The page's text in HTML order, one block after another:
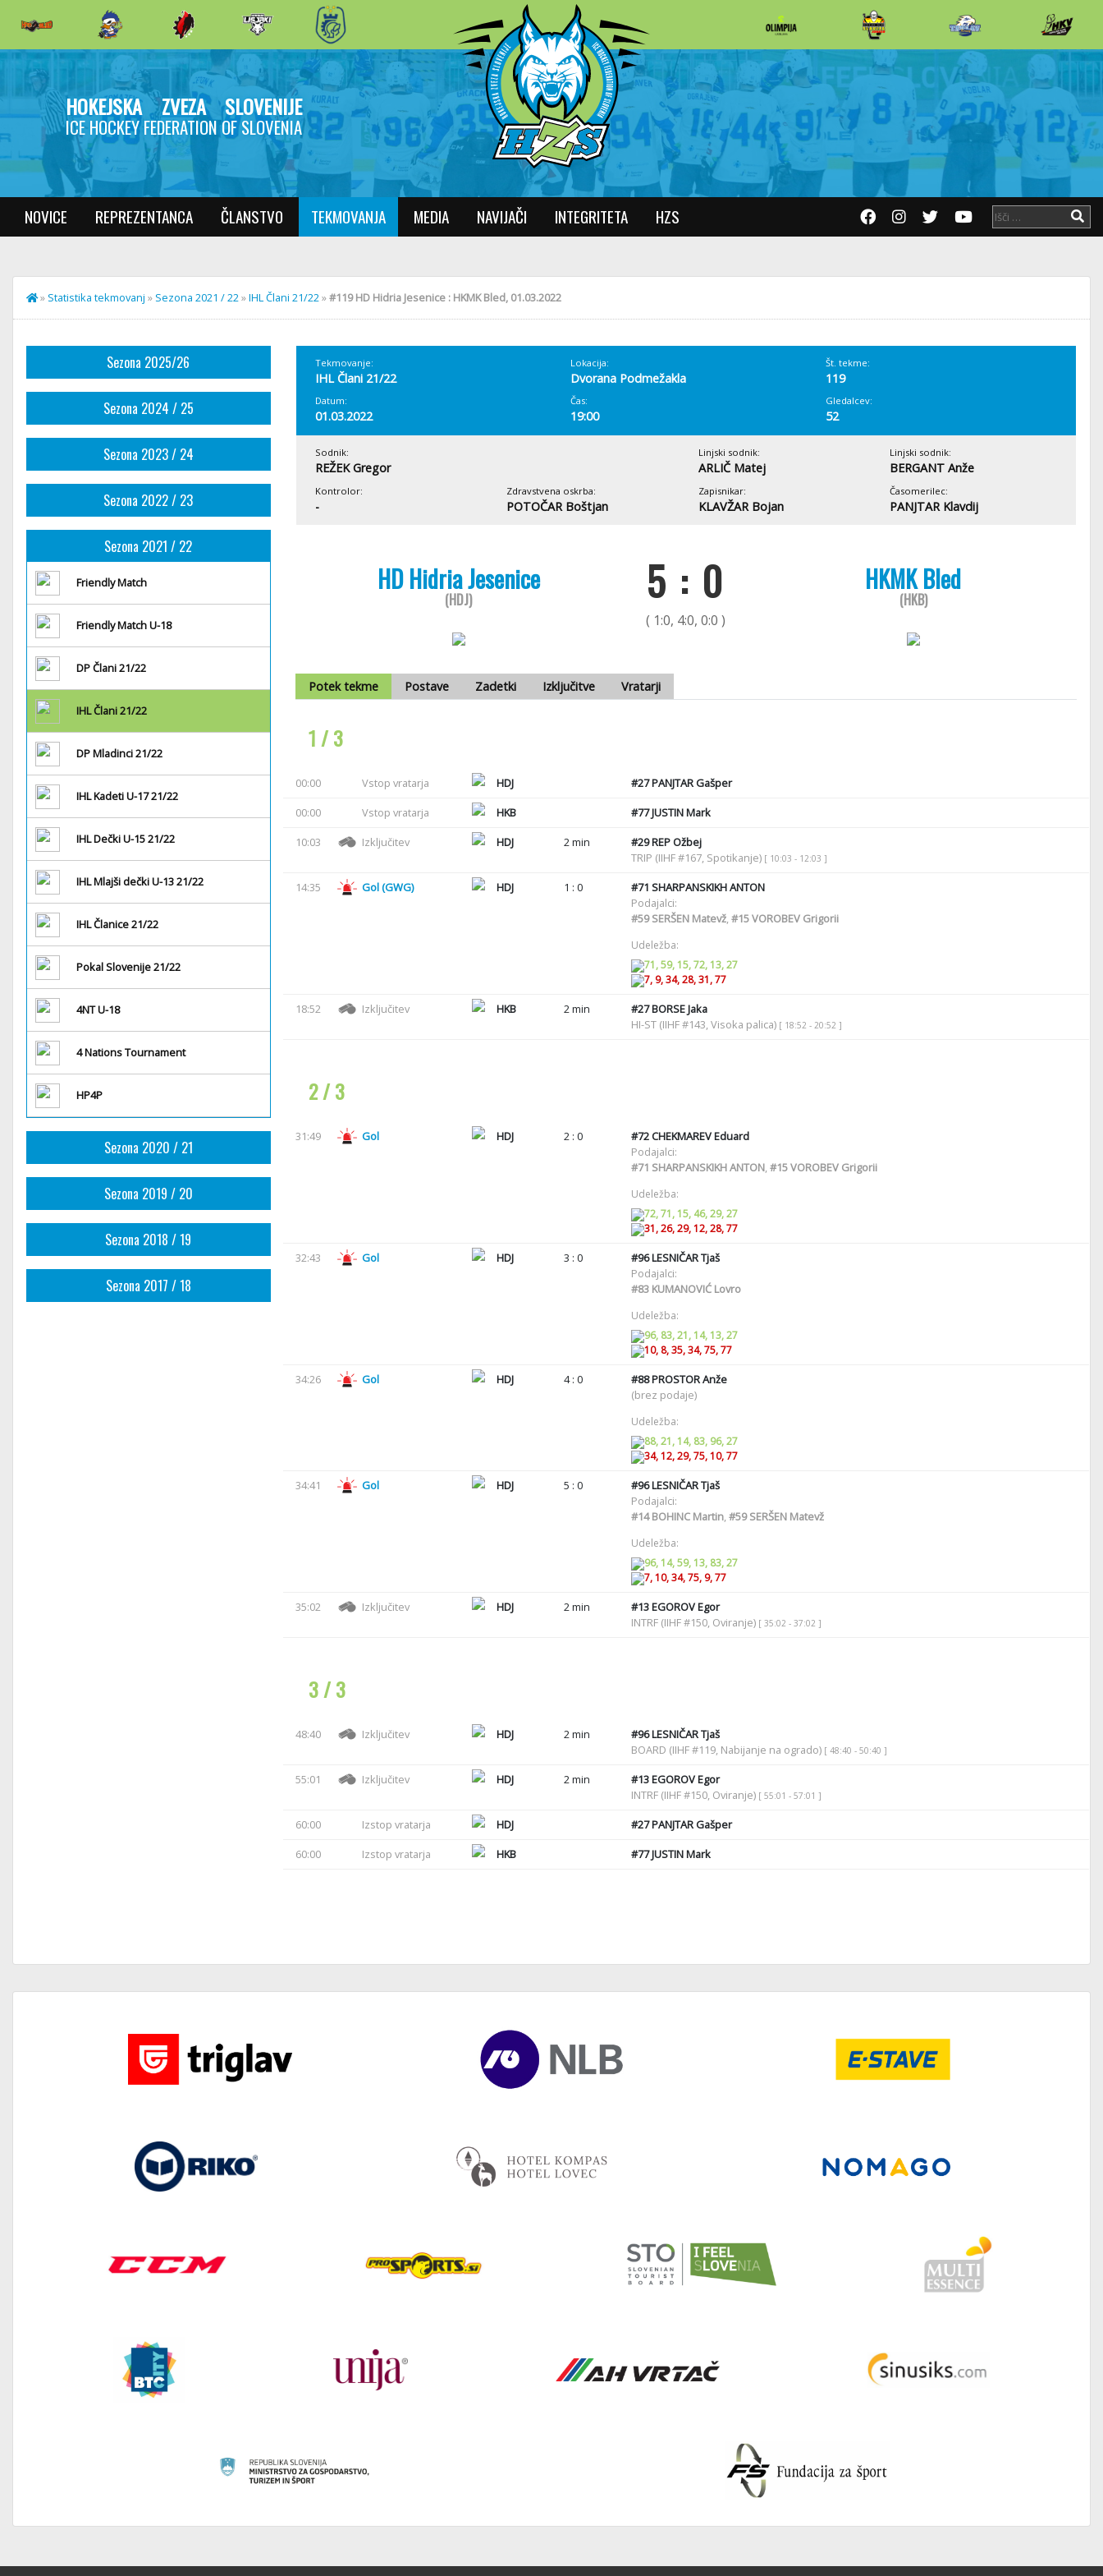
HOKEJSKA ZVEZA SLOVENIJE
ICE HOCKEY FEDERATION OF SLOVENIA
NOVICE REPREZENTANCA ČLANSTVO TEKMOVANJA MEDIA NAVIJAČI INTEGRITETA HZS
» Statistika tekmovanj » Sezona 2021 / 22»IHL Člani 21/22»#119 HD Hidria Jesenice : HKMK Bled, 01.03.2022
Sezona 2025/26
Sezona 2024 / 25
Sezona 2023 / 24
Sezona 2022 / 23
Sezona 2021 / 22
Friendly Match
Friendly Match U-18
DP Člani 21/22
IHL Člani 21/22
DP Mladinci 21/22
IHL Kadeti U-17 21/22
IHL Dečki U-15 21/22
IHL Mlajši dečki U-13 21/22
IHL Članice 21/22
Pokal Slovenije 21/22
4NT U-18
4 Nations Tournament
HP4P
Sezona 2020 / 21
Sezona 2019 / 20
Sezona 2018 / 19
Sezona 2017 / 18
Tekmovanje:
IHL Člani 21/22
Lokacija:
Dvorana Podmežakla
Št. tekme:
119
Datum:
01.03.2022
Čas:
19:00
Gledalcev:
52
Sodnik:
REŽEK Gregor
Linjski sodnik:
ARLIČ Matej
Linjski sodnik:
BERGANT Anže
Kontrolor:
-
Zdravstvena oskrba:
POTOČAR Boštjan
Zapisnikar:
KLAVŽAR Bojan
Časomerilec:
PANJTAR Klavdij
HD Hidria Jesenice
(HDJ) 5 : 0
( 1:0, 4:0, 0:0 )
HKMK Bled
(HKB)
Potek tekme Postave Zadetki Izključitve Vratarji
1 / 3
00:00 Vstop vratarja HDJ #27PANJTAR Gašper
00:00
Vstop vratarja HKB #77JUSTIN Mark
10:03
Izključitev HDJ 2 min #29REP Ožbej
TRIP (IIHF #167, Spotikanje) [ 10:03 - 12:03 ]
14:35 Gol (GWG) HDJ 1 : 0 #71 SHARPANSKIKH ANTON
Podajalci:
#59SERŠEN Matevž,#15VOROBEV Grigorii
Udeležba:
71, 59, 15, 72, 13, 27
7, 9, 34, 28, 31, 77
18:52 Izključitev HKB 2 min #27BORSE Jaka
HI-ST (IIHF #143, Visoka palica) [ 18:52 - 20:52 ]
2 / 3
31:49 Gol HDJ 2 : 0 #72CHEKMAREV Eduard
Podajalci:
#71 SHARPANSKIKH ANTON,#15VOROBEV Grigorii
Udeležba:
72, 71, 15, 46, 29, 27
31, 26, 29, 12, 28, 77
32:43 Gol HDJ 3 : 0 #96LESNIČAR Tjaš
Podajalci:
#83KUMANOVIĆ Lovro
Udeležba:
96, 83, 21, 14, 13, 27
10, 8, 35, 34, 75, 77
34:26 Gol HDJ 4 : 0 #88PROSTOR Anže
(brez podaje)
Udeležba:
88, 21, 14, 83, 96, 27
34, 12, 29, 75, 10, 77
34:41 Gol HDJ 5 : 0 #96LESNIČAR Tjaš
Podajalci:
#14BOHINC Martin,#59SERŠEN Matevž
Udeležba:
96, 14, 59, 13, 83, 27
7, 10, 34, 75, 9, 77
35:02 Izključitev HDJ 2 min #13EGOROV Egor
INTRF (IIHF #150, Oviranje) [ 35:02 - 37:02 ]
3 / 3
48:40 Izključitev HDJ 2 min #96LESNIČAR Tjaš
BOARD (IIHF #119, Nabijanje na ogrado) [ 48:40 - 50:40 ]
55:01 Izključitev HDJ 2 min #13EGOROV Egor
INTRF (IIHF #150, Oviranje) [ 55:01 - 57:01 ]
60:00 Izstop vratarja HDJ #27PANJTAR Gašper
60:00
Izstop vratarja HKB #77JUSTIN Mark